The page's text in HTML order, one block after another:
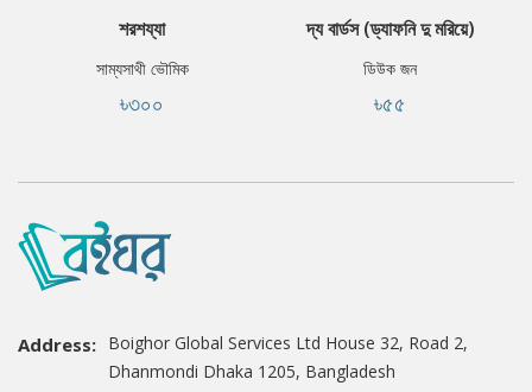
শরশয্যা
সাম্যসাথী ভৌমিক
৳৩০০
দ্য বার্ডস (ড্যাফনি দু মরিয়ে)
ডিউক জন
৳৫৫
Address: Boighor Global Services Ltd House 32, Road 2,
Dhanmondi Dhaka 1205, Bangladesh